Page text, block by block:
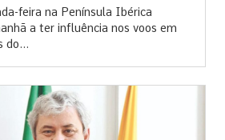
feira na Península Ibérica
a ter influência nos voos em
do...